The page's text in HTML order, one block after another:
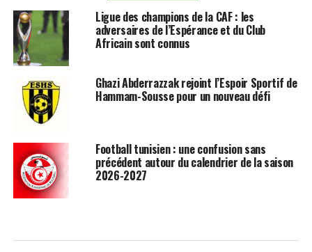
Ligue des champions de la CAF : les
adversaires de l’Espérance et du Club
Africain sont connus
Ghazi Abderrazzak rejoint l’Espoir Sportif de
Hammam-Sousse pour un nouveau défi
Football tunisien : une confusion sans
précédent autour du calendrier de la saison
2026-2027